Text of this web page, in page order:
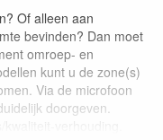
Of alleen aan
bevinden? Dan moet
omroep- en
kunt u de zone(s)
Via de microfoon
doorgeven.